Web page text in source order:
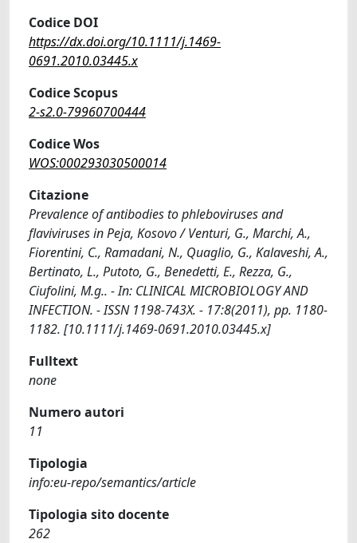
Codice DOI
https://dx.doi.org/10.1111/j.1469-
0691.2010.03445.x
Codice Scopus
2-s2.0-79960700444
Codice Wos
WOS:000293030500014
Citazione
Prevalence of antibodies to phleboviruses and
flaviviruses in Peja, Kosovo / Venturi, G., Marchi, A.,
Fiorentini, C., Ramadani, N., Quaglio, G., Kalaveshi, A.,
Bertinato, L., Putoto, G., Benedetti, E., Rezza, G.,
Ciufolini, M.g.. - In: CLINICAL MICROBIOLOGY AND
INFECTION. - ISSN 1198-743X. - 17:8(2011), pp. 1180-
1182. [10.1111/j.1469-0691.2010.03445.x]
Fulltext
none
Numero autori
11
Tipologia
info:eu-repo/semantics/article
Tipologia sito docente
262